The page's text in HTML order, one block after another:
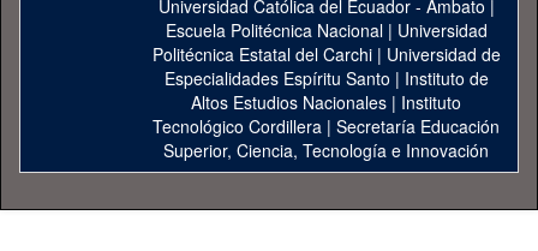
Universidad Católica del Ecuador - Ambato |
Escuela Politécnica Nacional| Universidad
Politécnica Estatal del Carchi| Universidad de
Especialidades Espíritu Santo | Instituto de
Altos Estudios Nacionales | Instituto
Tecnológico Cordillera | Secretaría Educación
Superior, Ciencia, Tecnología e Innovación